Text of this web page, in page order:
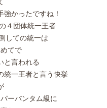
かったですね！
４団体統一王者
しての統一は
てで
と言われる
統一王者と言う快挙
ーバンタム級に